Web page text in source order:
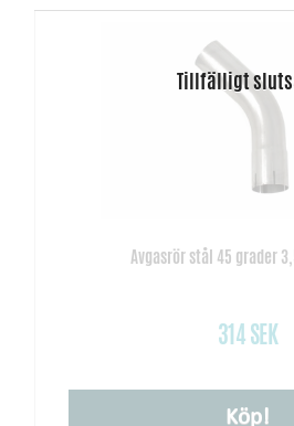
Avgasrör stål 45 grader
314 SEK
Köp!